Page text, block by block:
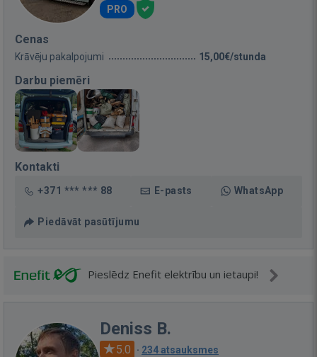
PRO
Cenas
Krāvēju pakalpojumi 15,00€/stunda
Darbu piemēri
Kontakti
+371 *** *** 88 E-pasts WhatsApp
Piedāvāt pasūtījumu
Pieslēdz Enefit elektrību un ietaupi!
Deniss B.
5.0 · 234 atsauksmes